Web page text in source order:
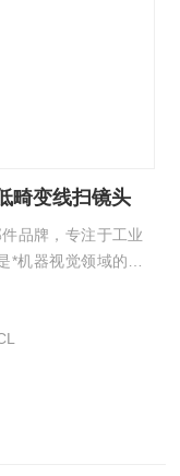
畸变线扫镜头
品牌，专注于工业
机器视觉领域的光
扫镜头。MORITEX